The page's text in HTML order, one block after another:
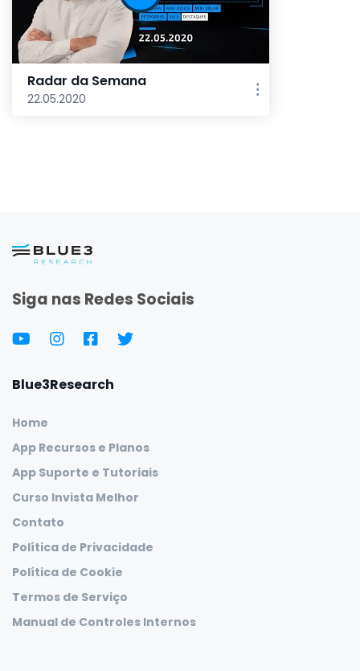
Radar da Semana
22.05.2020
Siga nas Redes Sociais
Blue3Research
Home
App Recursos e Planos
App Suporte e Tutoriais
Curso Invista Melhor
Contato
Política de Privacidade
Política de Cookie
Termos de Serviço
Manual de Controles Internos